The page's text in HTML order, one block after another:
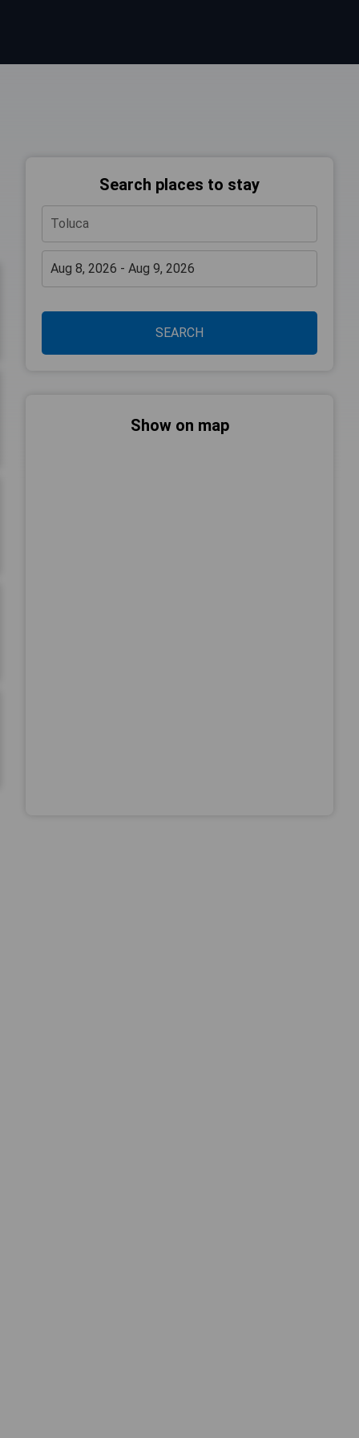
Search places to stay
SEARCH
Show on map